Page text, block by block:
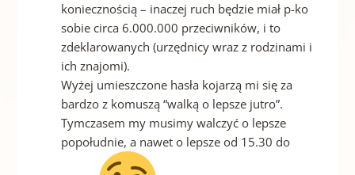
koniecznością – inaczej ruch będzie miał p-ko
sobie circa 6.000.000 przeciwników, i to
zdeklarowanych (urzędnicy wraz z rodzinami i
ich znajomi).
Wyżej umieszczone hasła kojarzą mi się za
bardzo z komuszą “walką o lepsze jutro”.
Tymczasem my musimy walczyć o lepsze
popołudnie, a nawet o lepsze od 15.30 do